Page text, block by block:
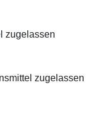
zugelassen
zugelassen